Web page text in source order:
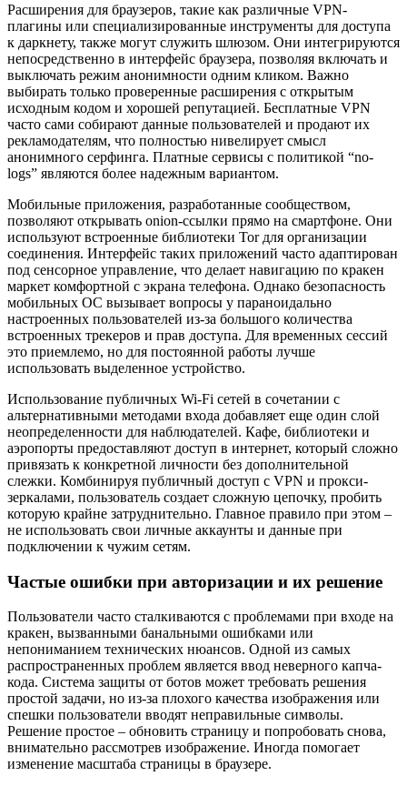
Расширения для браузеров, такие как различные VPN-
плагины или специализированные инструменты для доступа
к даркнету, также могут служить шлюзом. Они интегрируются
непосредственно в интерфейс браузера, позволяя включать и
выключать режим анонимности одним кликом. Важно
выбирать только проверенные расширения с открытым
исходным кодом и хорошей репутацией. Бесплатные VPN
часто сами собирают данные пользователей и продают их
рекламодателям, что полностью нивелирует смысл
анонимного серфинга. Платные сервисы с политикой “no-
logs” являются более надежным вариантом.
Мобильные приложения, разработанные сообществом,
позволяют открывать onion-ссылки прямо на смартфоне. Они
используют встроенные библиотеки Tor для организации
соединения. Интерфейс таких приложений часто адаптирован
под сенсорное управление, что делает навигацию по кракен
маркет комфортной с экрана телефона. Однако безопасность
мобильных ОС вызывает вопросы у параноидально
настроенных пользователей из-за большого количества
встроенных трекеров и прав доступа. Для временных сессий
это приемлемо, но для постоянной работы лучше
использовать выделенное устройство.
Использование публичных Wi-Fi сетей в сочетании с
альтернативными методами входа добавляет еще один слой
неопределенности для наблюдателей. Кафе, библиотеки и
аэропорты предоставляют доступ в интернет, который сложно
привязать к конкретной личности без дополнительной
слежки. Комбинируя публичный доступ с VPN и прокси-
зеркалами, пользователь создает сложную цепочку, пробить
которую крайне затруднительно. Главное правило при этом –
не использовать свои личные аккаунты и данные при
подключении к чужим сетям.
Частые ошибки при авторизации и их решение
Пользователи часто сталкиваются с проблемами при входе на
кракен, вызванными банальными ошибками или
непониманием технических нюансов. Одной из самых
распространенных проблем является ввод неверного капча-
кода. Система защиты от ботов может требовать решения
простой задачи, но из-за плохого качества изображения или
спешки пользователи вводят неправильные символы.
Решение простое – обновить страницу и попробовать снова,
внимательно рассмотрев изображение. Иногда помогает
изменение масштаба страницы в браузере.